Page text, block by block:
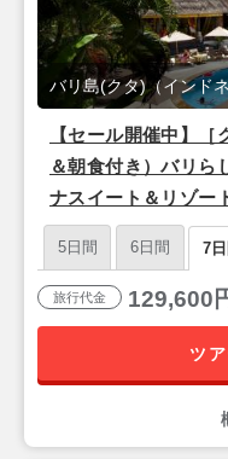
【セール開催中】
＆朝食付き）バリら
ナスイート＆リゾー
リ島4泊7日 【マレー
バリ島(クタ)（インド
5日間 6日間 7
旅行代金 129,600
ツ